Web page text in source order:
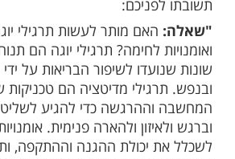
עוד תוכן חדש ומפתיע!
שלנו בתהיליםבלחיצה
בעיתון "בשבע" התייחס
מותר להתאמן ביוגה, מדיטציה
מעולם הגויים.